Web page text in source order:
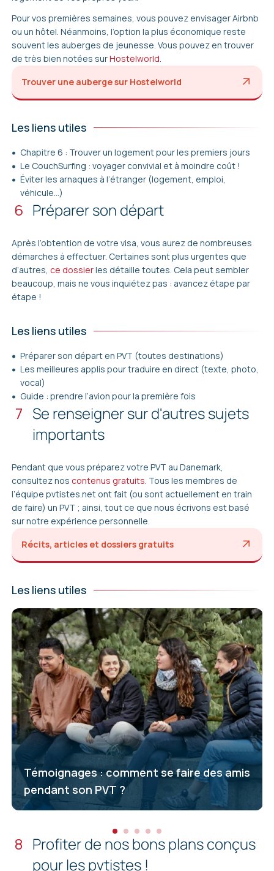
Pour vos premières semaines, vous pouvez envisager Airbnb
ou un hôtel. Néanmoins, l’option la plus économique reste
souvent les auberges de jeunesse. Vous pouvez en trouver
de très bien notées surHostelworld.
Trouver une auberge sur Hostelworld
Les liens utiles
Chapitre 6 : Trouver un logement pour les premiers jours
Le CouchSurfing : voyager convivial et à moindre coût !
Éviter les arnaques à l’étranger (logement, emploi,
véhicule…)
6 Préparer son départ
Après l’obtention de votre visa, vous aurez de nombreuses
démarches à effectuer. Certaines sont plus urgentes que
d’autres, ce dossierles détaille toutes. Cela peut sembler
beaucoup, mais ne vous inquiétez pas : avancez étape par
étape !
Les liens utiles
Préparer son départ en PVT (toutes destinations)
Les meilleures applis pour traduire en direct (texte, photo,
vocal)
Guide : prendre l’avion pour la première fois
7 Se renseigner sur d'autres sujets
importants
Pendant que vous préparez votre PVT au Danemark,
consultez nos contenus gratuits. Tous les membres de
l’équipe pvtistes.net ont fait (ou sont actuellement en train
de faire) un PVT ; ainsi, tout ce que nous écrivons est basé
sur notre expérience personnelle.
Récits, articles et dossiers gratuits
Les liens utiles
Témoignages : comment se faire des amis
pendant son PVT ?
8 Profiter de nos bons plans conçus
pour les pvtistes !